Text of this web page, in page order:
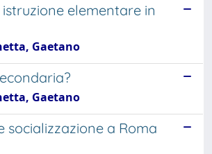
istruzione elementare in
Gaetano
Gaetano
socializzazione a Roma